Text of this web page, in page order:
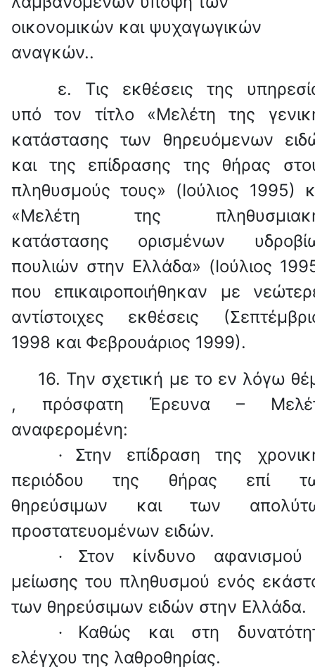
οικονομικών και ψυχαγωγικών
αναγκών..
ε. Τις εκθέσεις της
υπό τον τίτλο «Μελέτη της
κατάστασης των θηρευόμενων
και της επίδρασης της θήρας
πληθυσμούς τους» (Ιούλιος 1995)
«Μελέτη της
κατάστασης ορισμένων
πουλιών στην Ελλάδα» (Ιούλιος
που επικαιροποιήθηκαν με
αντίστοιχες εκθέσεις
1998 και Φεβρουάριος 1999).
16. Την σχετική με το εν λόγω
, πρόσφατη Έρευνα –
αναφερομένη:
·
Στην επίδραση της
περιόδου της θήρας επί
θηρεύσιμων και των
προστατευομένων ειδών.
·
Στον κίνδυνο
μείωσης του πληθυσμού ενός
των θηρεύσιμων ειδών στην Ελλάδα.
·
Καθώς και στη
ελέγχου της λαθροθηρίας.